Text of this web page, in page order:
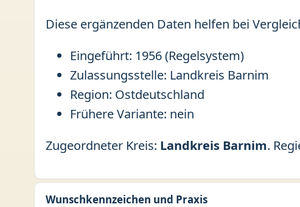
Diese ergänzenden Daten helfen bei
Eingeführt: 1956 (Regelsystem)
Zulassungsstelle: Landkreis Barnim
Region: Ostdeutschland
Frühere Variante: nein
Zugeordneter Kreis: Landkreis Barnim.
Wunschkennzeichen und Praxis